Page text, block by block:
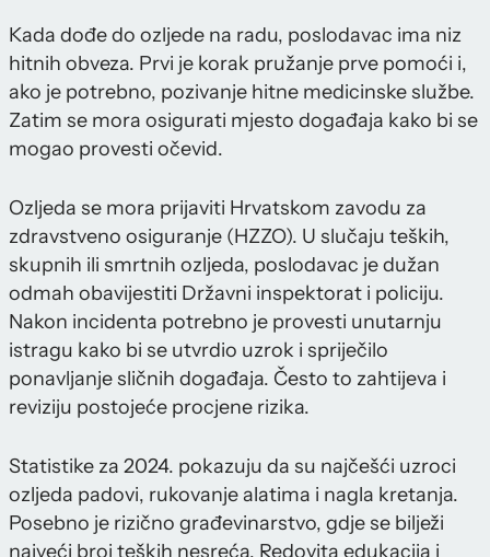
Kada dođe do ozljede na radu, poslodavac ima niz
hitnih obveza. Prvi je korak pružanje prve pomoći i,
ako je potrebno, pozivanje hitne medicinske službe.
Zatim se mora osigurati mjesto događaja kako bi se
mogao provesti očevid.
Ozljeda se mora prijaviti Hrvatskom zavodu za
zdravstveno osiguranje (HZZO). U slučaju teških,
skupnih ili smrtnih ozljeda, poslodavac je dužan
odmah obavijestiti Državni inspektorat i policiju.
Nakon incidenta potrebno je provesti unutarnju
istragu kako bi se utvrdio uzrok i spriječilo
ponavljanje sličnih događaja. Često to zahtijeva i
reviziju postojeće procjene rizika.
Statistike za 2024. pokazuju da su najčešći uzroci
ozljeda padovi, rukovanje alatima i nagla kretanja.
Posebno je rizično građevinarstvo, gdje se bilježi
najveći broj teških nesreća. Redovita edukacija i